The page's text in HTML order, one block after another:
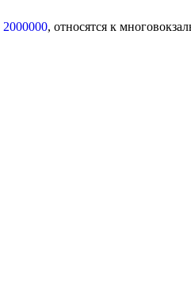
2000000, относятся к